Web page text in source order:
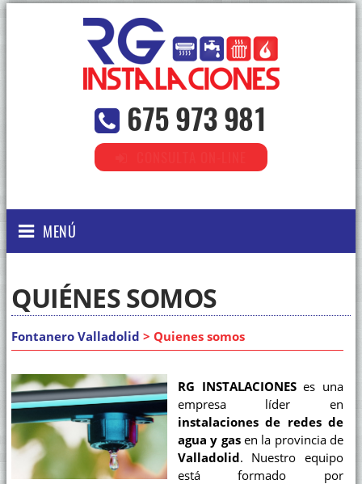
675 973 981
MENÚ
QUIÉNES SOMOS
Fontanero Valladolid > Quienes somos
RG INSTALACIONESes una
empresa líder en
instalaciones de redes de
agua y gasen la provincia de
Valladolid. Nuestro equipo
está formado por